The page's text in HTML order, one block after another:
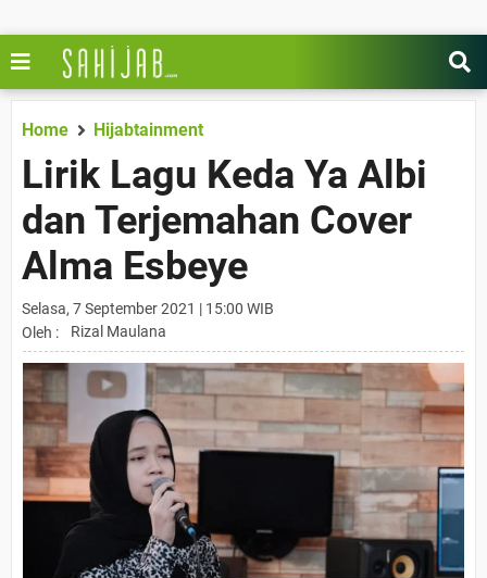
Home Hijabtainment
Lirik Lagu Keda Ya Albi
dan Terjemahan Cover
Alma Esbeye
Selasa, 7 September 2021 | 15:00 WIB
Oleh :
Rizal Maulana